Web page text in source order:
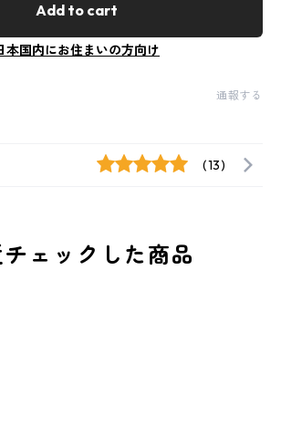
Add to cart
本国内にお住まいの方向け
通報する
(13)
ェックした商品